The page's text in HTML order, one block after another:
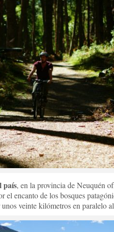
país, en la provincia de Neuquén
el encanto de los bosques
veinte kilómetros en paralelo